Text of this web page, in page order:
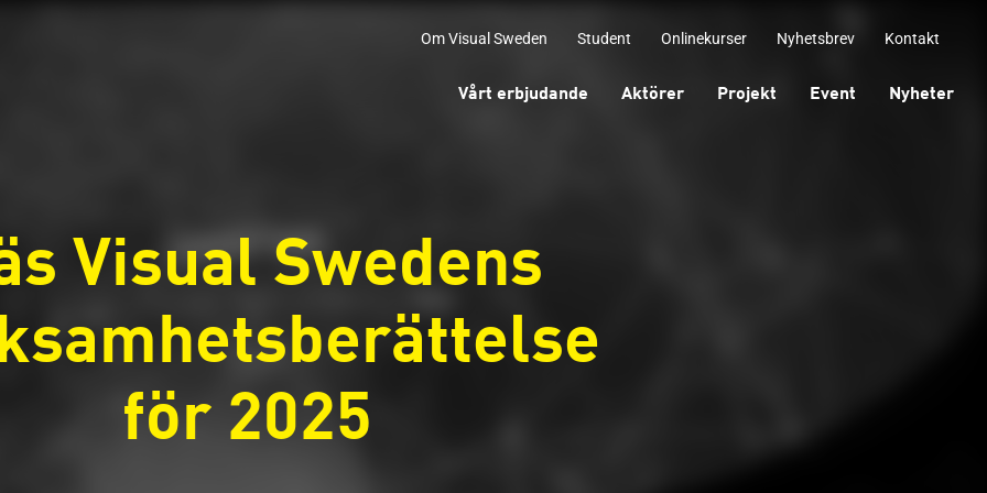
Om Visual Sweden Student Onlinekurser Nyhetsbrev Kontakt
Vårt erbjudande Aktörer Projekt Event Nyheter
Visual Swedens
för 2025